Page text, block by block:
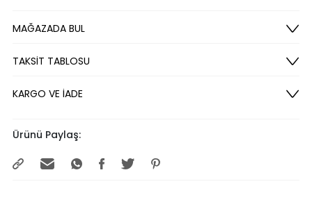
MAĞAZADA BUL
TAKSİT TABLOSU
KARGO VE İADE
Ürünü Paylaş: